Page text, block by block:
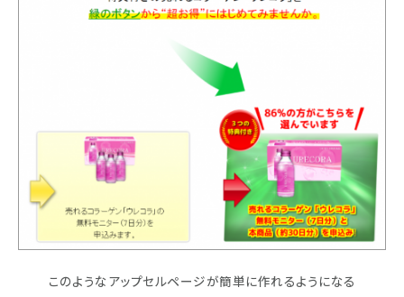
このようなアップセルページが簡単に作れるようになる